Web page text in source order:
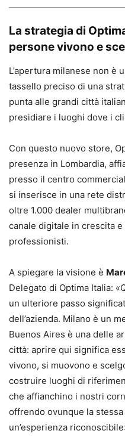
La strategia di
persone vivono e
L’apertura milanese non è
tassello preciso di una
punta alle grandi città
presidiare i luoghi dove i
Con questo nuovo store,
presenza in Lombardia,
presso il centro
si inserisce in una rete
oltre 1.000 dealer
canale digitale in crescita
professionisti.
A spiegare la visione è
Delegato di Optima Italia:
un ulteriore passo
dell’azienda. Milano è un
Buenos Aires è una delle
città: aprire qui significa
vivono, si muovono e
costruire luoghi di
che affianchino i nostri
offrendo ovunque la
un’esperienza